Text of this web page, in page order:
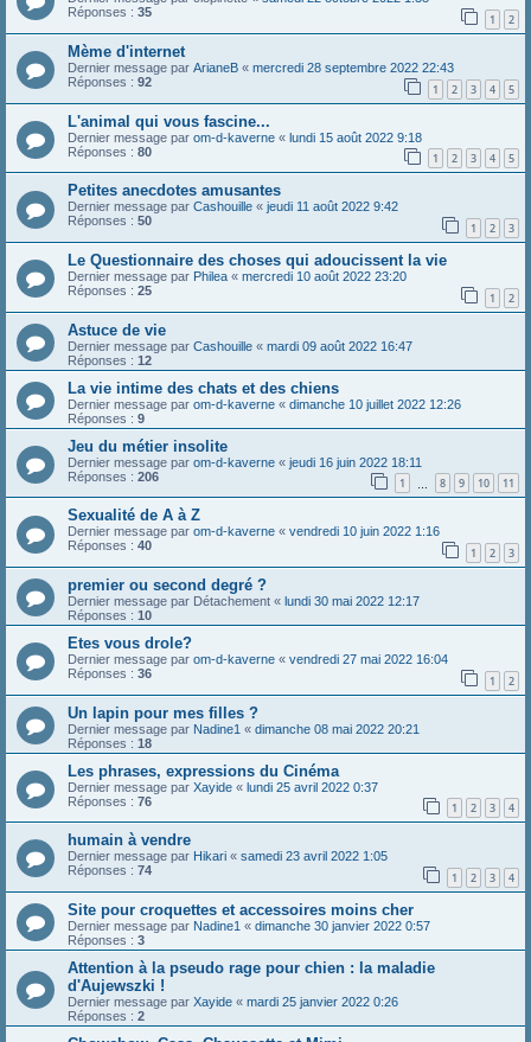
Réponses : 35 1 2
Mème d'internet
Dernier message par ArianeB « mercredi 28 septembre 2022 22:43
Réponses : 92 1 2 3 4 5
L'animal qui vous fascine...
Dernier message par om-d-kaverne « lundi 15 août 2022 9:18
Réponses : 80 1 2 3 4 5
Petites anecdotes amusantes
Dernier message par Cashouille « jeudi 11 août 2022 9:42
Réponses : 50 1 2 3
Le Questionnaire des choses qui adoucissent la vie
Dernier message par Philea « mercredi 10 août 2022 23:20
Réponses : 25 1 2
Astuce de vie
Dernier message par Cashouille « mardi 09 août 2022 16:47
Réponses : 12
La vie intime des chats et des chiens
Dernier message par om-d-kaverne « dimanche 10 juillet 2022 12:26
Réponses : 9
Jeu du métier insolite
Dernier message par om-d-kaverne « jeudi 16 juin 2022 18:11
Réponses : 206 1 8 9 10 11
Sexualité de A à Z
Dernier message par om-d-kaverne « vendredi 10 juin 2022 1:16
Réponses : 40 1 2 3
premier ou second degré ?
Dernier message par Détachement « lundi 30 mai 2022 12:17
Réponses : 10
Etes vous drole?
Dernier message par om-d-kaverne « vendredi 27 mai 2022 16:04
Réponses : 36 1 2
Un lapin pour mes filles ?
Dernier message par Nadine1 « dimanche 08 mai 2022 20:21
Réponses : 18
Les phrases, expressions du Cinéma
Dernier message par Xayide « lundi 25 avril 2022 0:37
Réponses : 76 1 2 3 4
humain à vendre
Dernier message par Hikari « samedi 23 avril 2022 1:05
Réponses : 74 1 2 3 4
Site pour croquettes et accessoires moins cher
Dernier message par Nadine1 « dimanche 30 janvier 2022 0:57
Réponses : 3
Attention à la pseudo rage pour chien : la maladie
d'Aujewszki !
Dernier message par Xayide « mardi 25 janvier 2022 0:26
Réponses : 2